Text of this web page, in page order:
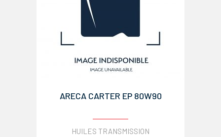
ARECA CARTER EP 80W90
HUILES TRANSMISSION